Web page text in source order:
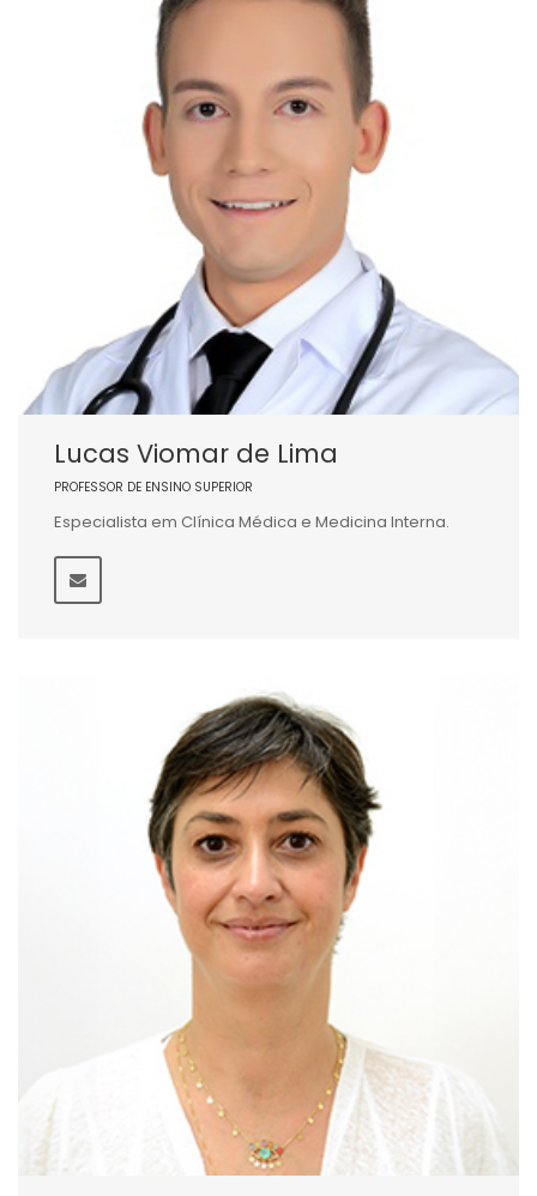
Lucas Viomar de Lima
PROFESSOR DE ENSINO SUPERIOR
Especialista em Clínica Médica e Medicina Interna.